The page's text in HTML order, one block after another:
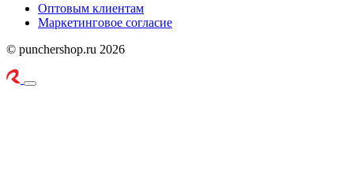
Оптовым клиентам
Маркетинговое согласие
© punchershop.ru 2026